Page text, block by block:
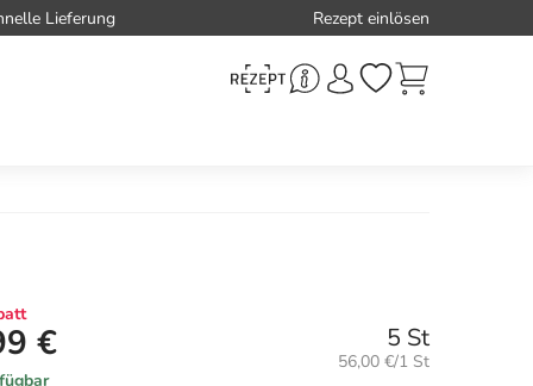
Lieferung Rezept einlösen
€ 5 St
Grundpreis:
56,00 €/1 St